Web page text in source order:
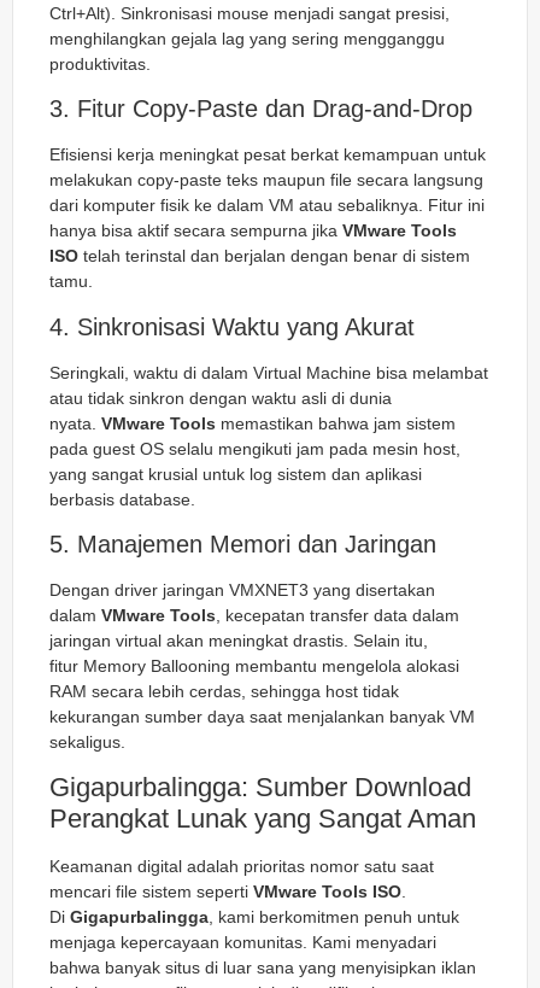
Ctrl+Alt). Sinkronisasi mouse menjadi sangat presisi,
menghilangkan gejala lag yang sering mengganggu
produktivitas.
3. Fitur Copy-Paste dan Drag-and-Drop
Efisiensi kerja meningkat pesat berkat kemampuan untuk
melakukan copy-paste teks maupun file secara langsung
dari komputer fisik ke dalam VM atau sebaliknya. Fitur ini
hanya bisa aktif secara sempurna jika VMware Tools
ISO telah terinstal dan berjalan dengan benar di sistem
tamu.
4. Sinkronisasi Waktu yang Akurat
Seringkali, waktu di dalam Virtual Machine bisa melambat
atau tidak sinkron dengan waktu asli di dunia
nyata. VMware Tools memastikan bahwa jam sistem
pada guest OS selalu mengikuti jam pada mesin host,
yang sangat krusial untuk log sistem dan aplikasi
berbasis database.
5. Manajemen Memori dan Jaringan
Dengan driver jaringan VMXNET3 yang disertakan
dalam VMware Tools , kecepatan transfer data dalam
jaringan virtual akan meningkat drastis. Selain itu,
fitur Memory Ballooning membantu mengelola alokasi
RAM secara lebih cerdas, sehingga host tidak
kekurangan sumber daya saat menjalankan banyak VM
sekaligus.
Gigapurbalingga: Sumber Download
Perangkat Lunak yang Sangat Aman
Keamanan digital adalah prioritas nomor satu saat
mencari file sistem seperti VMware Tools ISO.
Di Gigapurbalingga, kami berkomitmen penuh untuk
menjaga kepercayaan komunitas. Kami menyadari
bahwa banyak situs di luar sana yang menyisipkan iklan